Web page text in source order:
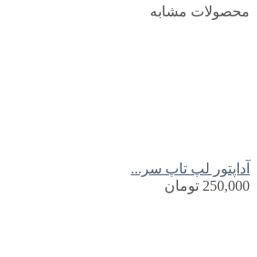
محصولات مشابه
آداپتور لپ تاپ سر...
250,000 تومان